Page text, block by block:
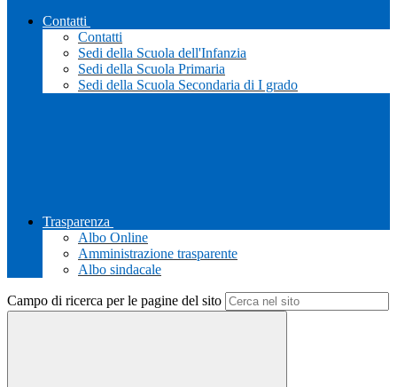
Contatti
Contatti
Sedi della Scuola dell'Infanzia
Sedi della Scuola Primaria
Sedi della Scuola Secondaria di I grado
Trasparenza
Albo Online
Amministrazione trasparente
Albo sindacale
Campo di ricerca per le pagine del sito